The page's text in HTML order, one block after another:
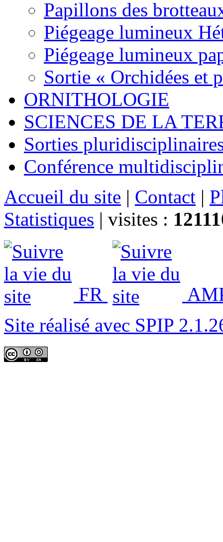
Papillons des
Piégeage lumineux
Piégeage lumineux
Sortie « Orchidées et
ORNITHOLOGIE
SCIENCES DE LA
Sorties
Conférence
Accueil du site | Contact |
Statistiques | visites :
FR
Site réalisé avec SPIP